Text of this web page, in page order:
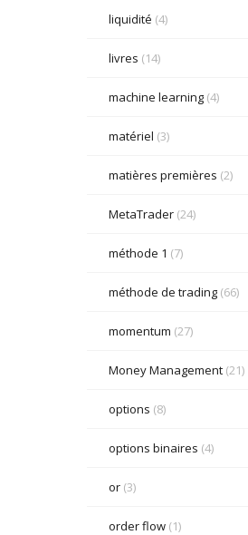
liquidité (4)
livres (14)
machine learning(4)
matériel (3)
matières premières (2)
MetaTrader(24)
méthode 1 (7)
méthode de trading(66)
momentum (27)
Money Management(21)
options (8)
options binaires (4)
or(3)
order flow(1)